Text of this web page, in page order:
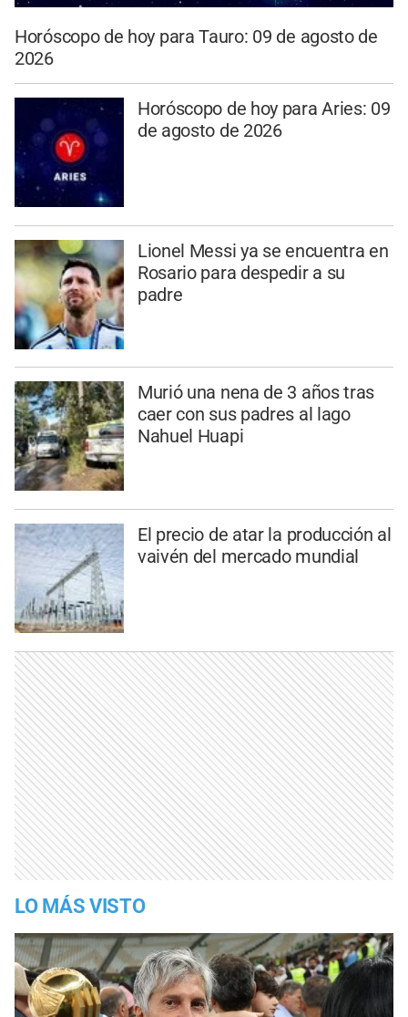
Horóscopo de hoy para Tauro: 09 de agosto de
2026
Horóscopo de hoy para Aries: 09
de agosto de 2026
Lionel Messi ya se encuentra en
Rosario para despedir a su
padre
Murió una nena de 3 años tras
caer con sus padres al lago
Nahuel Huapi
El precio de atar la producción al
vaivén del mercado mundial
LO MÁS VISTO